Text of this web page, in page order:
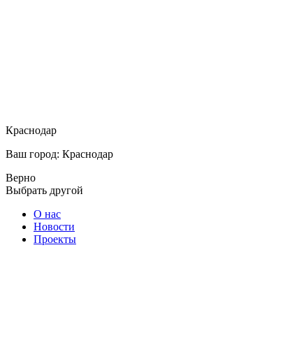
Краснодар
Ваш город: Краснодар
Верно
Выбрать другой
О нас
Новости
Проекты